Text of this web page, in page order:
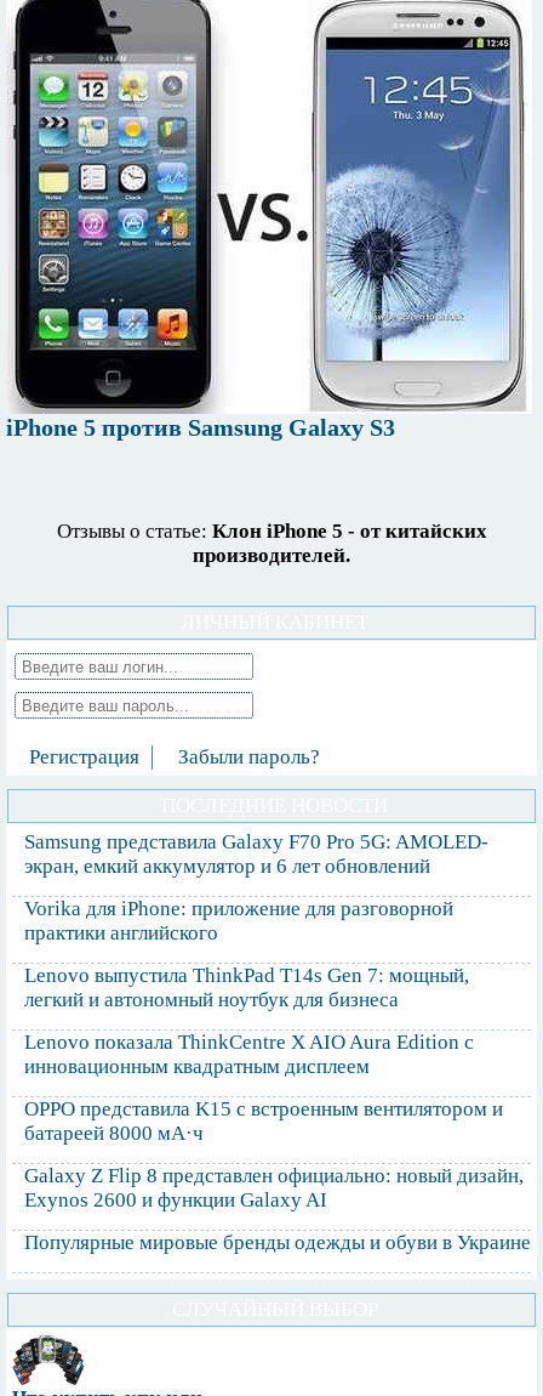
iPhone 5 против Samsung Galaxy S3
Отзывы о статье: Клон iPhone 5 - от китайских
производителей.
Регистрация Забыли пароль?
Samsung представила Galaxy F70 Pro 5G: AMOLED-
экран, емкий аккумулятор и 6 лет обновлений
Vorika для iPhone: приложение для разговорной
практики английского
Lenovo выпустила ThinkPad T14s Gen 7: мощный,
легкий и автономный ноутбук для бизнеса
Lenovo показала ThinkCentre X AIO Aura Edition с
инновационным квадратным дисплеем
OPPO представила K15 с встроенным вентилятором и
батареей 8000 мА·ч
Galaxy Z Flip 8 представлен официально: новый дизайн,
Exynos 2600 и функции Galaxy AI
Популярные мировые бренды одежды и обуви в Украине